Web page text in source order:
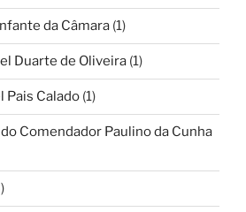
da Câmara (1)
Duarte de Oliveira (1)
Pais Calado (1)
Comendador Paulino da Cunha